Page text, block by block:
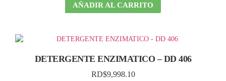
AÑADIR AL CARRITO
DETERGENTE ENZIMATICO – DD 406
RD$9,998.10